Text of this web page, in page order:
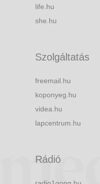
life.hu
she.hu
Szolgáltatás
freemail.hu
koponyeg.hu
videa.hu
lapcentrum.hu
Rádió